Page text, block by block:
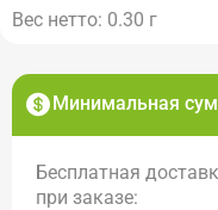
Минимальная
Бесплатная
при заказе:
Вес нетто: 0.30 г